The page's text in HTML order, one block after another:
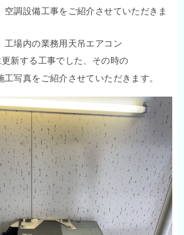
空調設備工事をご紹介させていただきま
工場内の業務用天吊エアコン
新する工事でした、その時の
写真をご紹介させていただきます。